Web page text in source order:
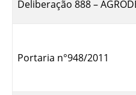
Deliberação 888 –
Portaria n°948/2011